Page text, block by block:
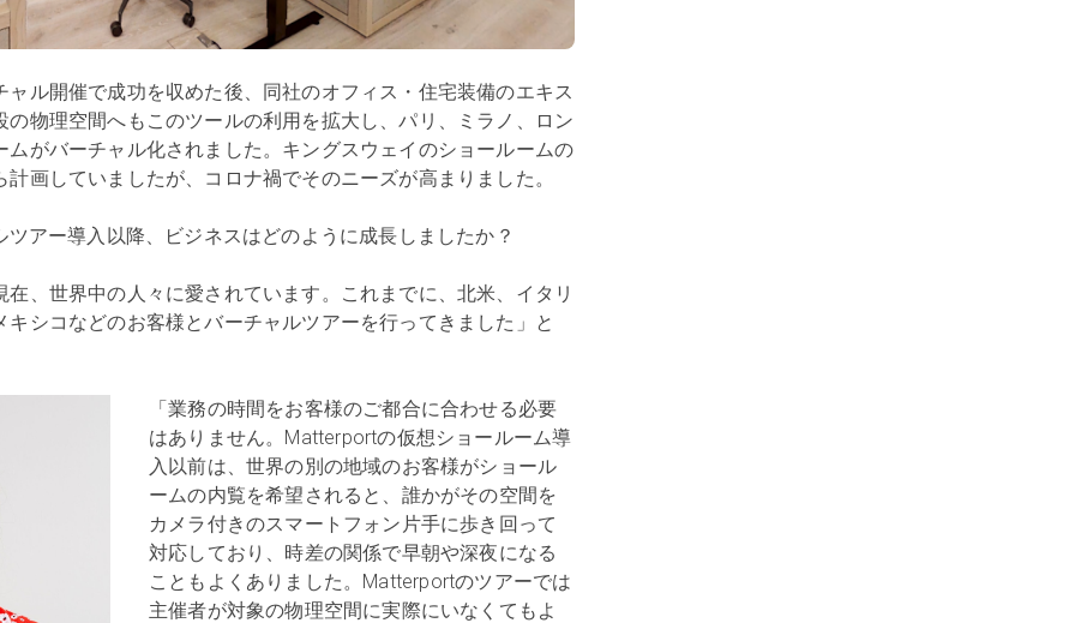
ル開催で成功を収めた後、同社のオフィス・住宅装備のエキス
の物理空間へもこのツールの利用を拡大し、パリ、ミラノ、ロン
ムがバーチャル化されました。キングスウェイのショールームの
画していましたが、コロナ禍でそのニーズが高まりました。
アー導入以降、ビジネスはどのように成長しましたか？
、世界中の人々に愛されています。これまでに、北米、イタリ
シコなどのお客様とバーチャルツアーを行ってきました」と
「業務の時間をお客様のご都合に合わせる必要
はありません。Matterportの仮想ショールーム導
入以前は、世界の別の地域のお客様がショール
ームの内覧を希望されると、誰かがその空間を
カメラ付きのスマートフォン片手に歩き回って
対応しており、時差の関係で早朝や深夜になる
こともよくありました。Matterportのツアーでは
主催者が対象の物理空間に実際にいなくてもよ